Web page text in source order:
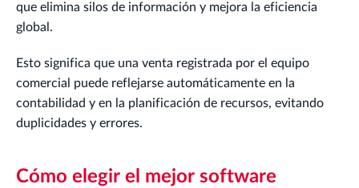
que elimina silos de información y mejora la eficiencia
global.
Esto significa que una venta registrada por el equipo
comercial puede reflejarse automáticamente en la
contabilidad y en la planificación de recursos, evitando
duplicidades y errores.
Cómo elegir el mejor software